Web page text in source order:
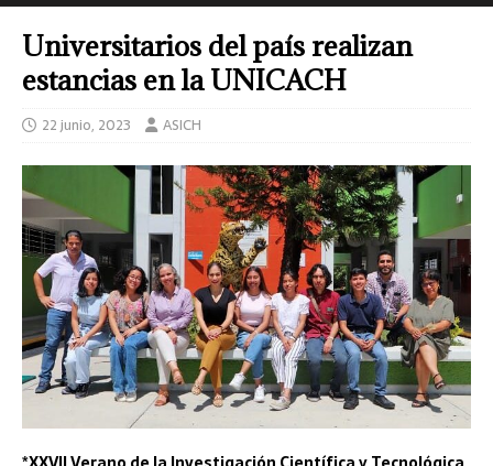
Universitarios del país realizan
estancias en la UNICACH
22 junio, 2023 ASICH